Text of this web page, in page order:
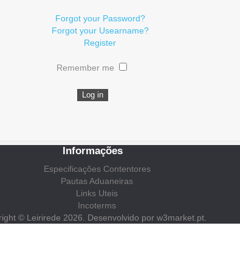
Forgot your Password?
Forgot your Usearname?
Register
Remember me
Log in
Informações
Especificações Contentores
Pautas Aduaneiras
Links Uteis
Incoterms
© Leirirede 2026. Desenvolvido por w3market.pt.